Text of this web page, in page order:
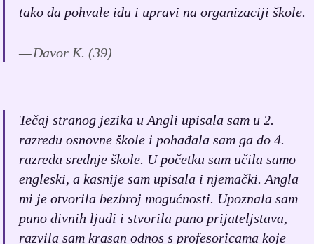
tako da pohvale idu i upravi na organizaciji škole.
Davor K. (39)
Tečaj stranog jezika u Angli upisala sam u 2.
razredu osnovne škole i pohađala sam ga do 4.
razreda srednje škole. U početku sam učila samo
engleski, a kasnije sam upisala i njemački. Angla
mi je otvorila bezbroj mogućnosti. Upoznala sam
puno divnih ljudi i stvorila puno prijateljstava,
razvila sam krasan odnos s profesoricama koje